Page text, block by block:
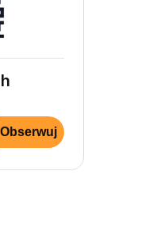
Obserwuj